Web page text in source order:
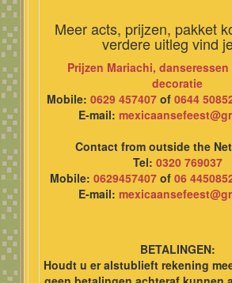
Meer acts, prijzen, pakket
verdere uitleg vind
Prijzen Mariachi,
decoratie
Mobile: 0629 457407 of 0644
E-mail:
Contact from outside the
Tel: 0320 769037
Mobile: 0629457407 of 06
E-mail:
BETALINGEN:
Houdt u er alstublieft rekening